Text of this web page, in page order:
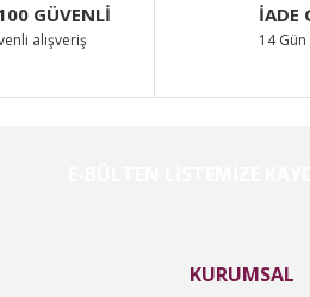
GÜVENLİ
alışveriş
İADE
14
KURUMSAL